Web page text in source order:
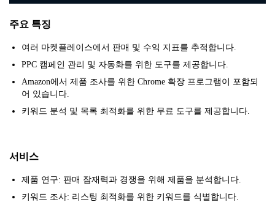
주요 특징
여러 마켓플레이스에서 판매 및 수익 지표를 추적합니다.
PPC 캠페인 관리 및 자동화를 위한 도구를 제공합니다.
Amazon에서 제품 조사를 위한 Chrome 확장 프로그램이 포함되
어 있습니다.
키워드 분석 및 목록 최적화를 위한 무료 도구를 제공합니다.
서비스
제품 연구: 판매 잠재력과 경쟁을 위해 제품을 분석합니다.
키워드 조사: 리스팅 최적화를 위한 키워드를 식별합니다.